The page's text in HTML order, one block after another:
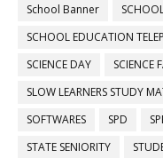
School Banner
SCHOOL EDUCATION
SCIENCE DAY
SCIENCE
SLOW LEARNERS STUDY
SOFTWARES
SPD
STATE SENIORITY